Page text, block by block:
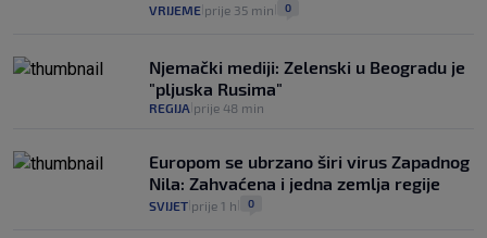
VRIJEME prije 35 min 0
Njemački mediji: Zelenski u Beogradu je
"pljuska Rusima"
REGIJA prije 48 min
Europom se ubrzano širi virus Zapadnog
Nila: Zahvaćena i jedna zemlja regije
SVIJET prije 1 h 0